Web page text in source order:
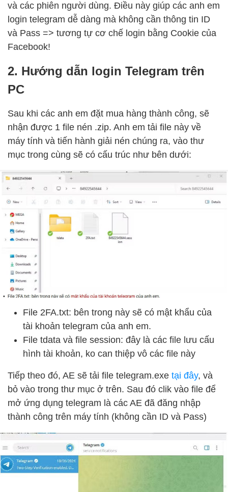
và các phiên người dùng. Điều này giúp các anh em
login telegram dễ dàng mà không cần thông tin ID
và Pass => tương tự cơ chế login bằng Cookie của
Facebook!
2. Hướng dẫn login Telegram trên
PC
Sau khi các anh em đặt mua hàng thành công, sẽ
nhận được 1 file nén .zip. Anh em tải file này về
máy tính và tiến hành giải nén chúng ra, vào thư
mục trong cùng sẽ có cấu trúc như bên dưới:
File 2FA.txt: bên trong này sẽ có mật khẩu của
tài khoản telegram của anh em.
File tdata và file session: đây là các file lưu cấu
hình tài khoản, ko can thiệp vô các file này
Tiếp theo đó, AE sẽ tải file telegram.exe tại đây, và
bỏ vào trong thư mục ở trên. Sau đó clik vào file để
mở ứng dụng telegram là các AE đã đăng nhập
thành công trên máy tính (không cần ID và Pass)